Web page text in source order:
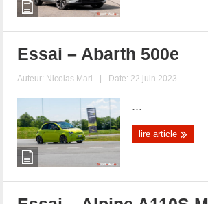
Essai – Abarth 500e
Auteur: Nicolas Mari | Date: 22 juin 2023
...
lire article